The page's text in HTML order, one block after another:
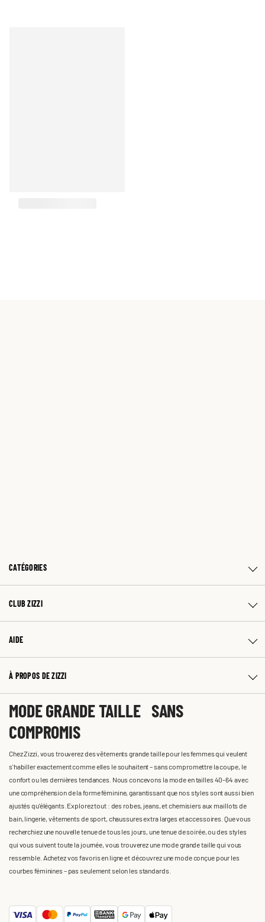
CATÉGORIES
CLUB ZIZZI
AIDE
À PROPOS DE ZIZZI
MODE GRANDE TAILLE SANS
COMPROMIS
Chez Zizzi, vous trouverez des vêtements grande taille pour les femmes qui veulent
s'habiller exactement comme elles le souhaitent – sans compromettre la coupe, le
confort ou les dernières tendances. Nous concevons la mode en tailles 40-64 avec
une compréhension de la forme féminine, garantissant que nos styles sont aussi bien
ajustés qu'élégants. Explorez tout : des robes, jeans, et chemisiers aux maillots de
bain, lingerie, vêtements de sport, chaussures extra larges et accessoires. Que vous
recherchiez une nouvelle tenue de tous les jours, une tenue de soirée, ou des styles
qui vous suivent toute la journée, vous trouverez une mode grande taille qui vous
ressemble. Achetez vos favoris en ligne et découvrez une mode conçue pour les
courbes féminines – pas seulement selon les standards.